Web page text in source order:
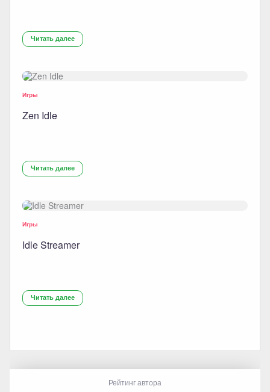
Читать далее
Игры
Zen Idle
Читать далее
Игры
Idle Streamer
Читать далее
Рейтинг автора